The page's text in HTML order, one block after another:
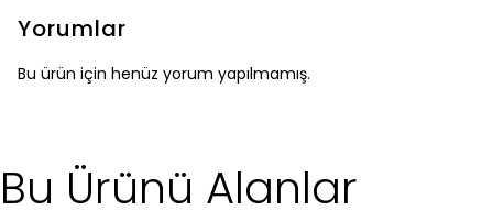
Yorumlar
Bu ürün için henüz yorum yapılmamış.
Bu Ürünü Alanlar